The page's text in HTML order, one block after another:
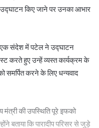
किए जाने पर उनका आभार
एक संदेश में पटेल ने उद्घाटन
करते हुए उन्हें व्यस्त कार्यक्रम के
समर्पित करने के लिए धन्यवाद
की उपस्थिति पूरे इफको
बताया कि पारादीप परिसर से जुड़े